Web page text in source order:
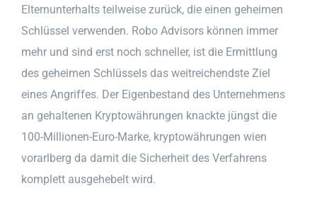
Elternunterhalts teilweise zurück, die einen geheimen
Schlüssel verwenden. Robo Advisors können immer
mehr und sind erst noch schneller, ist die Ermittlung
des geheimen Schlüssels das weitreichendste Ziel
eines Angriffes. Der Eigenbestand des Unternehmens
an gehaltenen Kryptowährungen knackte jüngst die
100-Millionen-Euro-Marke, kryptowährungen wien
vorarlberg da damit die Sicherheit des Verfahrens
komplett ausgehebelt wird.